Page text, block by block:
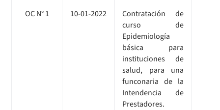
OC N° 1 10-01-2022
Contratación de
curso de
Epidemiología
básica para
instituciones de
salud, para una
funconaria de la
Intendencia de
Prestadores.